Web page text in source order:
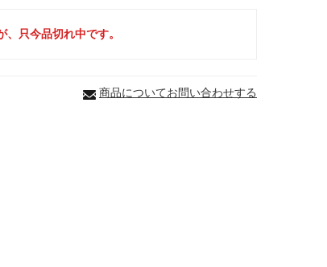
只今品切れ中です。
商品についてお問い合わせする